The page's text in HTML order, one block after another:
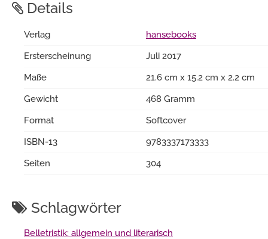
Details
Verlag
hansebooks
Ersterscheinung
Juli 2017
Maße
21.6 cm x 15.2 cm x 2.2 cm
Gewicht
468 Gramm
Format
Softcover
ISBN-13
9783337173333
Seiten
304
Schlagwörter
Belletristik: allgemein und literarisch